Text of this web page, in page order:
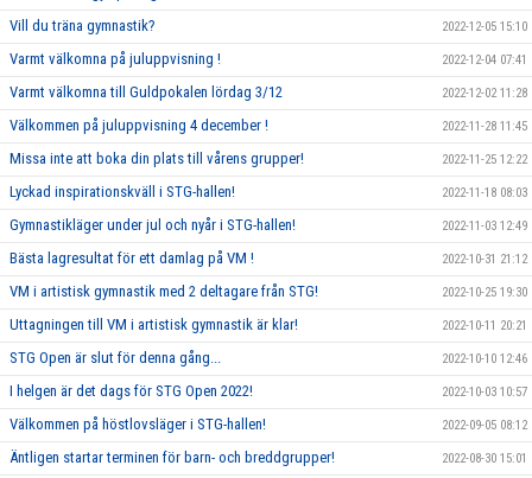
Vill du träna gymnastik? 2022-12-05 15:10
Varmt välkomna på juluppvisning ! 2022-12-04 07:41
Varmt välkomna till Guldpokalen lördag 3/12 2022-12-02 11:28
Välkommen på juluppvisning 4 december ! 2022-11-28 11:45
Missa inte att boka din plats till vårens grupper! 2022-11-25 12:22
Lyckad inspirationskväll i STG-hallen! 2022-11-18 08:03
Gymnastikläger under jul och nyår i STG-hallen! 2022-11-03 12:49
Bästa lagresultat för ett damlag på VM ! 2022-10-31 21:12
VM i artistisk gymnastik med 2 deltagare från STG! 2022-10-25 19:30
Uttagningen till VM i artistisk gymnastik är klar! 2022-10-11 20:21
STG Open är slut för denna gång... 2022-10-10 12:46
I helgen är det dags för STG Open 2022! 2022-10-03 10:57
Välkommen på höstlovsläger i STG-hallen! 2022-09-05 08:12
Äntligen startar terminen för barn- och breddgrupper! 2022-08-30 15:01